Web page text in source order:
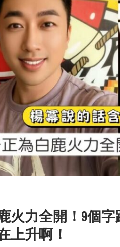
火力全開！9個
上升啊！